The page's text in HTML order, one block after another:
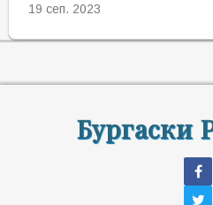
19 сеп. 2023
Бургаски